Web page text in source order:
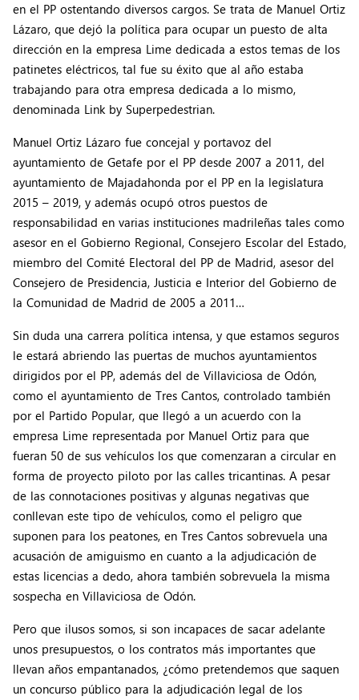
en el PP ostentando diversos cargos. Se trata de Manuel Ortiz
Lázaro, que dejó la política para ocupar un puesto de alta
dirección en la empresa Lime dedicada a estos temas de los
patinetes eléctricos, tal fue su éxito que al año estaba
trabajando para otra empresa dedicada a lo mismo,
denominada Link by Superpedestrian.
Manuel Ortiz Lázaro fue concejal y portavoz del
ayuntamiento de Getafe por el PP desde 2007 a 2011, del
ayuntamiento de Majadahonda por el PP en la legislatura
2015 – 2019, y además ocupó otros puestos de
responsabilidad en varias instituciones madrileñas tales como
asesor en el Gobierno Regional, Consejero Escolar del Estado,
miembro del Comité Electoral del PP de Madrid, asesor del
Consejero de Presidencia, Justicia e Interior del Gobierno de
la Comunidad de Madrid de 2005 a 2011…
Sin duda una carrera política intensa, y que estamos seguros
le estará abriendo las puertas de muchos ayuntamientos
dirigidos por el PP, además del de Villaviciosa de Odón,
como el ayuntamiento de Tres Cantos, controlado también
por el Partido Popular, que llegó a un acuerdo con la
empresa Lime representada por Manuel Ortiz para que
fueran 50 de sus vehículos los que comenzaran a circular en
forma de proyecto piloto por las calles tricantinas. A pesar
de las connotaciones positivas y algunas negativas que
conllevan este tipo de vehículos, como el peligro que
suponen para los peatones, en Tres Cantos sobrevuela una
acusación de amiguismo en cuanto a la adjudicación de
estas licencias a dedo, ahora también sobrevuela la misma
sospecha en Villaviciosa de Odón.
Pero que ilusos somos, si son incapaces de sacar adelante
unos presupuestos, o los contratos más importantes que
llevan años empantanados, ¿cómo pretendemos que saquen
un concurso público para la adjudicación legal de los